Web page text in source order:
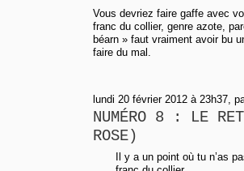
Vous devriez faire gaffe avec
franc du collier, genre azote,
béarn » faut vraiment avoir bu
faire du mal.
lundi 20 février 2012 à 23h37,
NUMÉRO 8 : LE
ROSE)
Il y a un point où tu n’as